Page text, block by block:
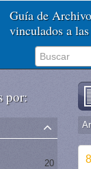
Guía de
vinculados a
por:
20